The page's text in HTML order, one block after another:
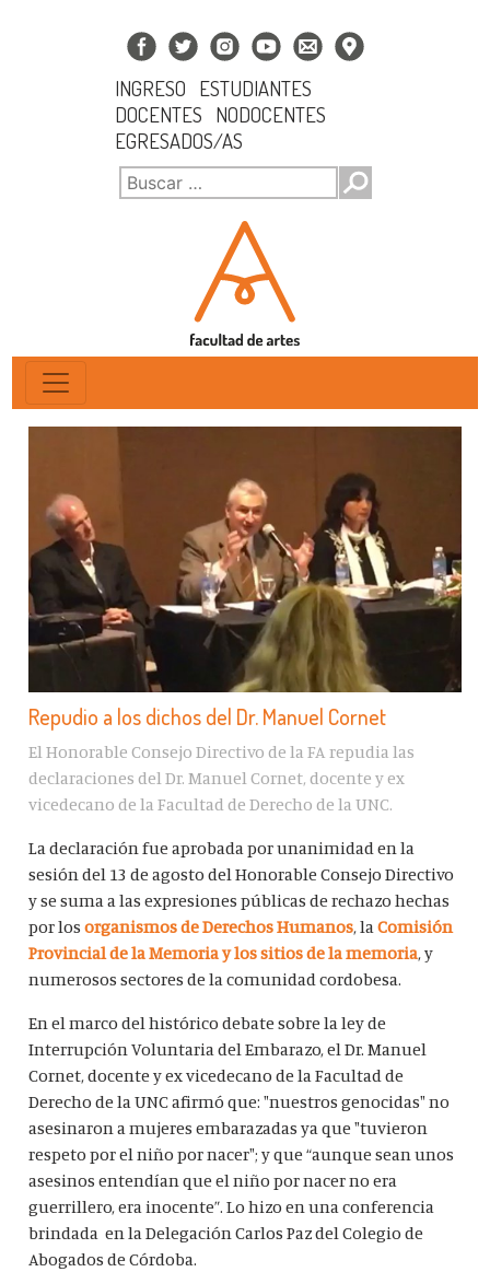
INGRESO
ESTUDIANTES
DOCENTES
NODOCENTES
EGRESADOS/AS
Repudio a los dichos del Dr. Manuel Cornet
El Honorable Consejo Directivo de la FA repudia las
declaraciones del Dr. Manuel Cornet, docente y ex
vicedecano de la Facultad de Derecho de la UNC.
La declaración fue aprobada por unanimidad en la
sesión del 13 de agosto del Honorable Consejo Directivo
y se suma a las expresiones públicas de rechazo hechas
por losorganismos de Derechos Humanos, laComisión
Provincial de la Memoria y los sitios de la memoria, y
numerosos sectores de la comunidad cordobesa.
En el marco del histórico debate sobre la ley de
Interrupción Voluntaria del Embarazo, el Dr. Manuel
Cornet, docente y ex vicedecano de la Facultad de
Derecho de la UNC afirmó que: "nuestros genocidas" no
asesinaron a mujeres embarazadas ya que "tuvieron
respeto por el niño por nacer"; y que “aunque sean unos
asesinos entendían que el niño por nacer no era
guerrillero, era inocente”. Lo hizo en una conferencia
brindada en la Delegación Carlos Paz del Colegio de
Abogados de Córdoba.